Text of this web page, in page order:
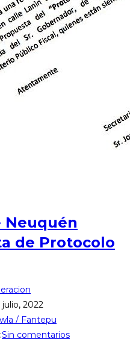
Neuquén
de Protocolo
julio, 2022
/ Fantepu
Sin comentarios